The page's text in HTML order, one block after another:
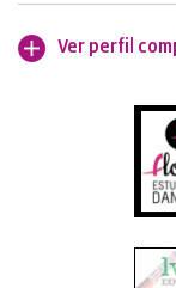
Ver perfil